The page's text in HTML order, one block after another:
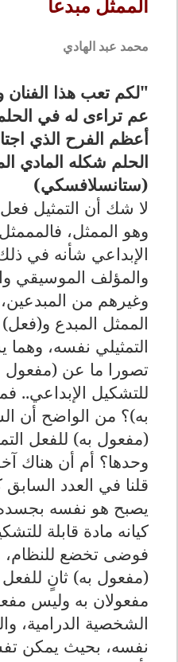
الممثل مبدعاً
محمد عبد الهادي
"لكم تعب هذا
عم تراءى له في
أعظم الفرح الذي
الحلم شكله المادي
(ستانسلافسكي)
لا شك أن التمثيل
وهو الممثل،
الإبداعي شأنه في
والمؤلف الموسيقي
وغيرهم من
الممثل المبدع
التمثيلي نفسه، وهما
تصورا ما عن (مفعول
للتشكيل الإبداعي..
به)؟ من الواضح أن
(مفعول به) للفعل
وحدها؟ أم أن هناك
قلنا في العدد
يصبح هو نفسه
كيانه مادة قابلة
فوضى تخضع للنظام،
(مفعول به) ثانٍ للفعل
مفعولان به وليس
الشخصية الدرامية،
نفسه، بحيث يمكن